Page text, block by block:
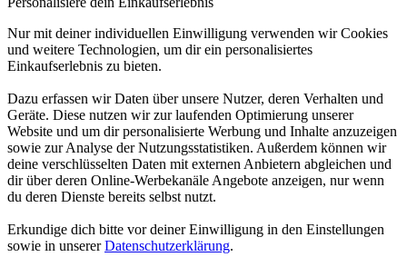
Nur mit deiner individuellen Einwilligung verwenden wir Cookies
und weitere Technologien, um dir ein personalisiertes
Einkaufserlebnis zu bieten.
Dazu erfassen wir Daten über unsere Nutzer, deren Verhalten und
Geräte. Diese nutzen wir zur laufenden Optimierung unserer
Website und um dir personalisierte Werbung und Inhalte anzuzeigen
sowie zur Analyse der Nutzungsstatistiken. Außerdem können wir
deine verschlüsselten Daten mit externen Anbietern abgleichen und
dir über deren Online-Werbekanäle Angebote anzeigen, nur wenn
du deren Dienste bereits selbst nutzt.
Erkundige dich bitte vor deiner Einwilligung in den Einstellungen
sowie in unsererDatenschutzerklärung.